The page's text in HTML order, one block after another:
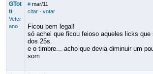
GTot
ti
Veter
ano
# mar/11
citar· votar
Ficou bem legal!
só achei que ficou feioso aqueles licks que
dos 25s.
e o timbre... acho que devia diminuir um
som